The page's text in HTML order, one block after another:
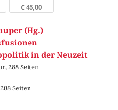
€ 45,00
(Hg.)
in der Neuzeit
288 Seiten
Seiten